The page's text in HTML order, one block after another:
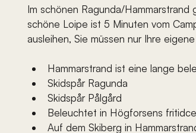
Im schönen Ragunda/
schöne Loipe ist 5 Minuten vom
ausleihen, Sie müssen nur Ihre
Hammarstrand ist eine lange
Skidspår Ragunda
Skidspår Pålgård
Beleuchtet in Högforsens
Auf dem Skiberg in